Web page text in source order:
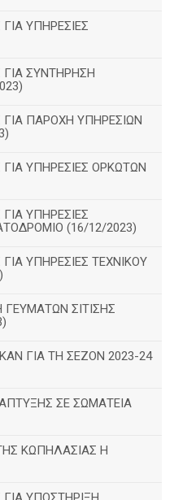
ΥΠΗΡΕΣΙΕΣ
ΣΥΝΤΗΡΗΣΗ
ΠΑΡΟΧΗ ΥΠΗΡΕΣΙΩΝ
ΥΠΗΡΕΣΙΕΣ ΟΡΚΩΤΩΝ
ΥΠΗΡΕΣΙΕΣ
(16/12/2023)
ΥΠΗΡΕΣΙΕΣ ΤΕΧΝΙΚΟΥ
ΣΙΤΙΣΗΣ
ΓΙΑ ΤΗ ΣΕΖΟΝ 2023-24
ΣΕ ΣΩΜΑΤΕΙΑ
ΚΩΠΗΛΑΣΙΑΣ Η